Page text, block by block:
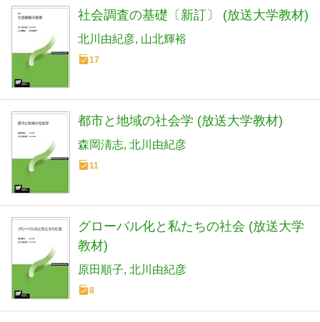
社会調査の基礎〔新訂〕 (放送大学教材)
北川由紀彦 山北輝裕
17
都市と地域の社会学 (放送大学教材)
森岡淸志 北川由紀彦
11
グローバル化と私たちの社会 (放送大学
教材)
原田順子 北川由紀彦
8